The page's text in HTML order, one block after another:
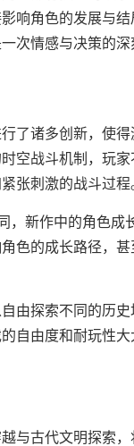
响角色的发展与
次情感与决策的深
了诸多创新，使
空战斗机制，玩
张刺激的战斗过程
，新作中的角色成
色的成长路径，
由探索不同的历
自由度和耐玩性
与古代文明探索